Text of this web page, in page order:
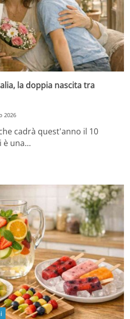
la doppia nascita tra
2026
cadrà quest'anno il 10
è una…